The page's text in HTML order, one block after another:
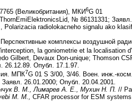
(Великобритания), МКИ6G 01
№ 86131331;
, Polarizacia radiolokacneho signalu ako
Перспективные комплексы воздушной
la goniometrie et la
Gilbert, Devaux Don-unique; Thomson
26.12.89. Опубл. 17.1.97.
МПК7G 01 S 3/00, 3/46. Воен. инж.-
26.01.2000; Опубл. 20.04.2001.
В. М., Лимарев А. Е., Мухин Н. П. //
M. M.,
CFAR processor for ESM